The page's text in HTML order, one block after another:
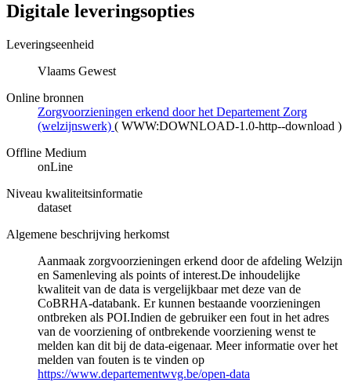
Digitale leveringsopties
Leveringseenheid
Vlaams Gewest
Online bronnen
Zorgvoorzieningen erkend door het Departement Zorg
(welzijnswerk) ( WWW:DOWNLOAD-1.0-http--download )
Offline Medium
onLine
Niveau kwaliteitsinformatie
dataset
Algemene beschrijving herkomst
Aanmaak zorgvoorzieningen erkend door de afdeling Welzijn
en Samenleving als points of interest.De inhoudelijke
kwaliteit van de data is vergelijkbaar met deze van de
CoBRHA-databank. Er kunnen bestaande voorzieningen
ontbreken als POI.Indien de gebruiker een fout in het adres
van de voorziening of ontbrekende voorziening wenst te
melden kan dit bij de data-eigenaar. Meer informatie over het
melden van fouten is te vinden op
https://www.departementwvg.be/open-data